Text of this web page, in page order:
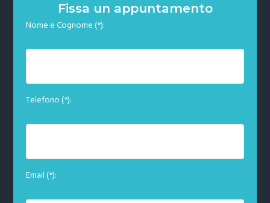
Fissa un appuntamento
Nome e Cognome (*):
Telefono (*):
Email (*):